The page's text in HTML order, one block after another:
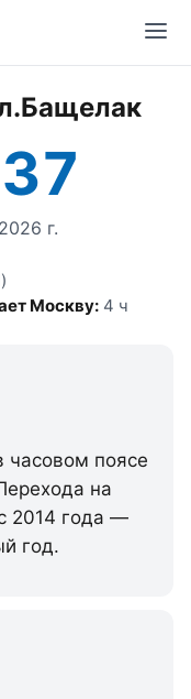
г.
Москву: 4 ч
часовом поясе
на
2014 года —
год.